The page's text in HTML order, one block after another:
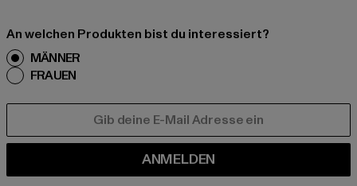
An welchen Produkten bist du interessiert?
MÄNNER
FRAUEN
ANMELDEN